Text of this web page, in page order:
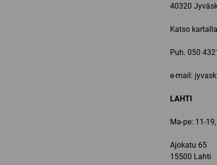
40320
Katso kartalla
Puh. 050
e-mail:
LAHTI
Ma-pe: 11-
Ajokatu 65
15500 Lahti